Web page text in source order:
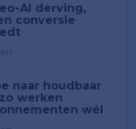
AI derving,
conversie
naar houdbaar
werken
wél